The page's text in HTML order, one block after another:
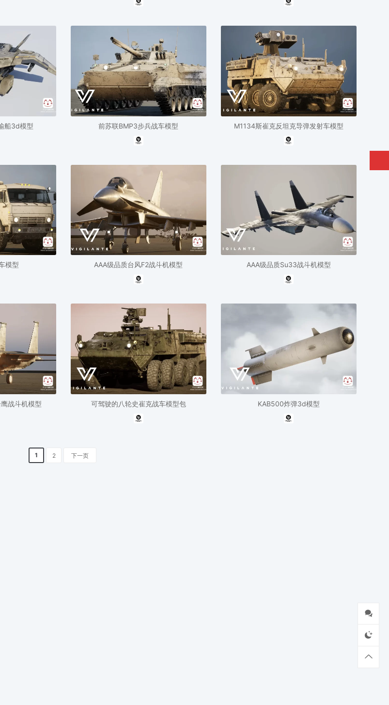
船3d模型 前苏联BMP3步兵战车模型 M1134斯崔克反坦克导弹发射车模型
模型 AAA级品质台风F2战斗机模型 AAA级品质Su33战斗机模型
战斗机模型 可驾驶的八轮史崔克战车模型包 KAB500炸弹3d模型
1 2 下一页